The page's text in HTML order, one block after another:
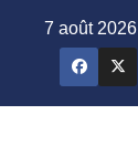
7 août 2026